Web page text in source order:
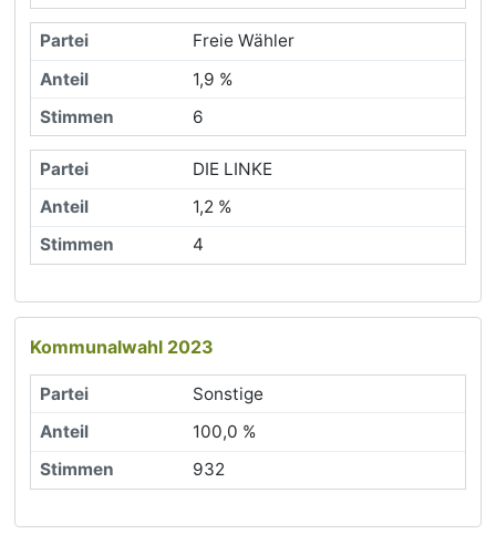
Freie Wähler
1,9 %
6
DIE LINKE
1,2 %
4
Kommunalwahl 2023
Sonstige
100,0 %
932